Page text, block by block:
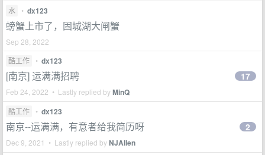
水 • dx123
螃蟹上市了，固城湖大闸蟹
Sep 28, 2022
酷工作
• dx123
[南京] 运满满招聘
Feb 24, 2022 • Lastly replied byMinQ
17
酷工作 • dx123
南京--运满满，有意者给我简历呀
Dec 9, 2021 • Lastly replied byNJAllen
2